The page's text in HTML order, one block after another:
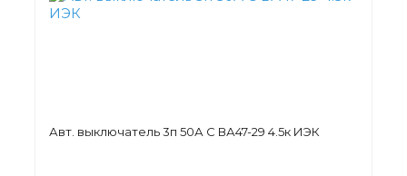
Авт. выключатель 3п 50А С ВА47-29 4.5к ИЭК